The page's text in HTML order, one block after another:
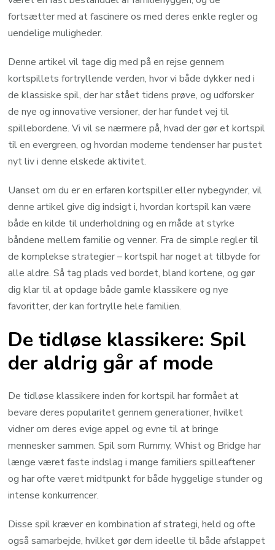
fortsætter med at fascinere os med deres enkle regler og
uendelige muligheder.
Denne artikel vil tage dig med på en rejse gennem
kortspillets fortryllende verden, hvor vi både dykker ned i
de klassiske spil, der har stået tidens prøve, og udforsker
de nye og innovative versioner, der har fundet vej til
spillebordene. Vi vil se nærmere på, hvad der gør et kortspil
til en evergreen, og hvordan moderne tendenser har pustet
nyt liv i denne elskede aktivitet.
Uanset om du er en erfaren kortspiller eller nybegynder, vil
denne artikel give dig indsigt i, hvordan kortspil kan være
både en kilde til underholdning og en måde at styrke
båndene mellem familie og venner. Fra de simple regler til
de komplekse strategier – kortspil har noget at tilbyde for
alle aldre. Så tag plads ved bordet, bland kortene, og gør
dig klar til at opdage både gamle klassikere og nye
favoritter, der kan fortrylle hele familien.
De tidløse klassikere: Spil
der aldrig går af mode
De tidløse klassikere inden for kortspil har formået at
bevare deres popularitet gennem generationer, hvilket
vidner om deres evige appel og evne til at bringe
mennesker sammen. Spil som Rummy, Whist og Bridge har
længe været faste indslag i mange familiers spilleaftener
og har ofte været midtpunkt for både hyggelige stunder og
intense konkurrencer.
Disse spil kræver en kombination af strategi, held og ofte
også samarbejde, hvilket gør dem ideelle til både afslappet